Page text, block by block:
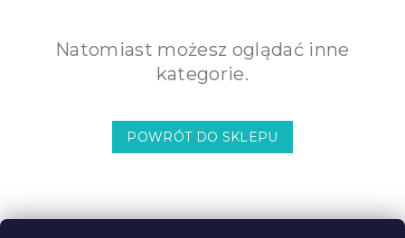
Natomiast możesz oglądać inne
kategorie.
POWRÓT DO SKLEPU
S